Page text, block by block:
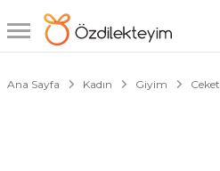
Ana Sayfa Kadın Giyim Ceket
1/5